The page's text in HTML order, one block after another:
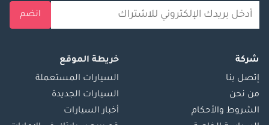
انضم
شركة
إتصل بنا
من نحن
الشروط والأحكام
خريطة الموقع
السيارات المستعملة
السيارات الجديدة
أخبار السيارات